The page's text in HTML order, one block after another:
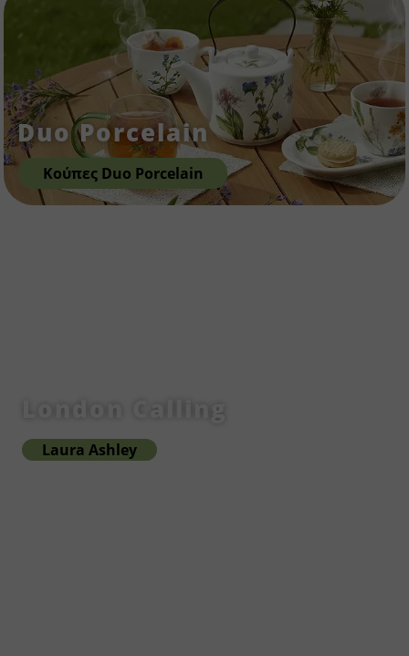
Duo Porcelain
Κούπες Duo Porcelain
London Calling
Laura Ashley